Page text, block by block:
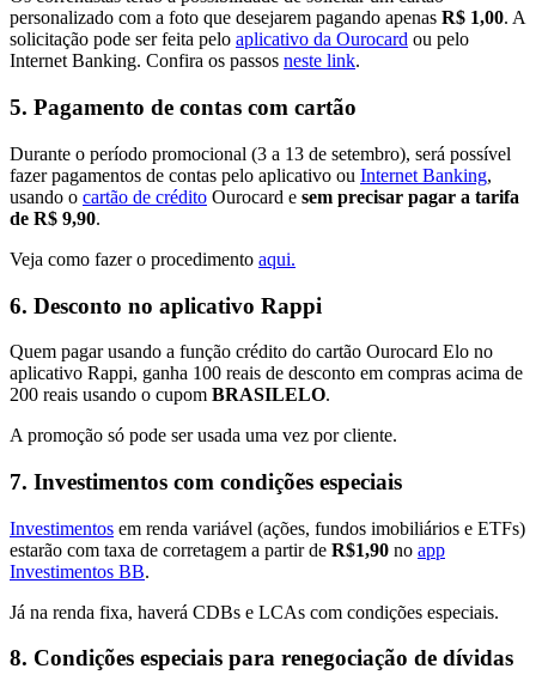
personalizado com a foto que desejarem pagando apenas R$ 1,00. A
solicitação pode ser feita pelo aplicativo da Ourocard ou pelo
Internet Banking. Confira os passos neste link.
5. Pagamento de contas com cartão
Durante o período promocional (3 a 13 de setembro), será possível
fazer pagamentos de contas pelo aplicativo ou Internet Banking,
usando o cartão de crédito Ourocard e sem precisar pagar a tarifa
de R$ 9,90.
Veja como fazer o procedimento aqui.
6. Desconto no aplicativo Rappi
Quem pagar usando a função crédito do cartão Ourocard Elo no
aplicativo Rappi, ganha 100 reais de desconto em compras acima de
200 reais usando o cupom BRASILELO.
A promoção só pode ser usada uma vez por cliente.
7. Investimentos com condições especiais
Investimentos em renda variável (ações, fundos imobiliários e ETFs)
estarão com taxa de corretagem a partir de R$1,90 no app
Investimentos BB.
Já na renda fixa, haverá CDBs e LCAs com condições especiais.
8. Condições especiais para renegociação de dívidas